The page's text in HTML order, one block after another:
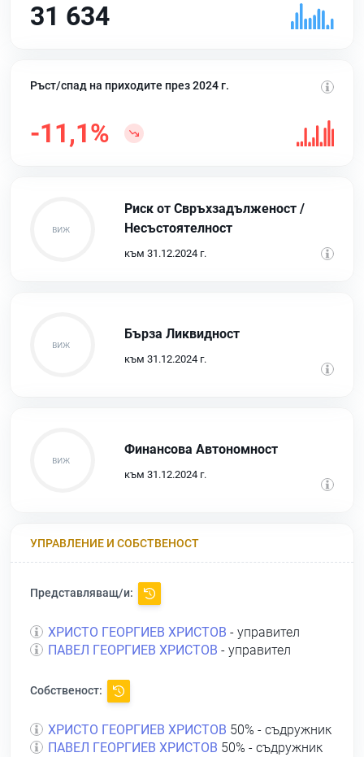
31 634
Ръст/спад на приходите през 2024 г.
-11,1%
Риск от Свръхзадълженост /
Несъстоятелност
към 31.12.2024 г.
Бърза Ликвидност
към 31.12.2024 г.
Финансова Автономност
към 31.12.2024 г.
УПРАВЛЕНИЕ И СОБСТВЕНОСТ
Представляващ/и:
ХРИСТО ГЕОРГИЕВ ХРИСТОВ - управител
ПАВЕЛ ГЕОРГИЕВ ХРИСТОВ - управител
Собственост:
ХРИСТО ГЕОРГИЕВ ХРИСТОВ 50% - съдружник
ПАВЕЛ ГЕОРГИЕВ ХРИСТОВ 50% - съдружник